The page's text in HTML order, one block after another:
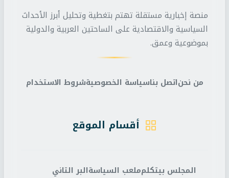
منصة إخبارية مستقلة تهتم بتغطية وتحليل أبرز الأحداث
السياسية والاقتصادية على الساحتين العربية والدولية
بموضوعية وعمق.
من نحناتصل بناسياسة الخصوصيةشروط الاستخدام
أقسام الموقع
المجلس بيتكلمملعب السياسةالبر التاني